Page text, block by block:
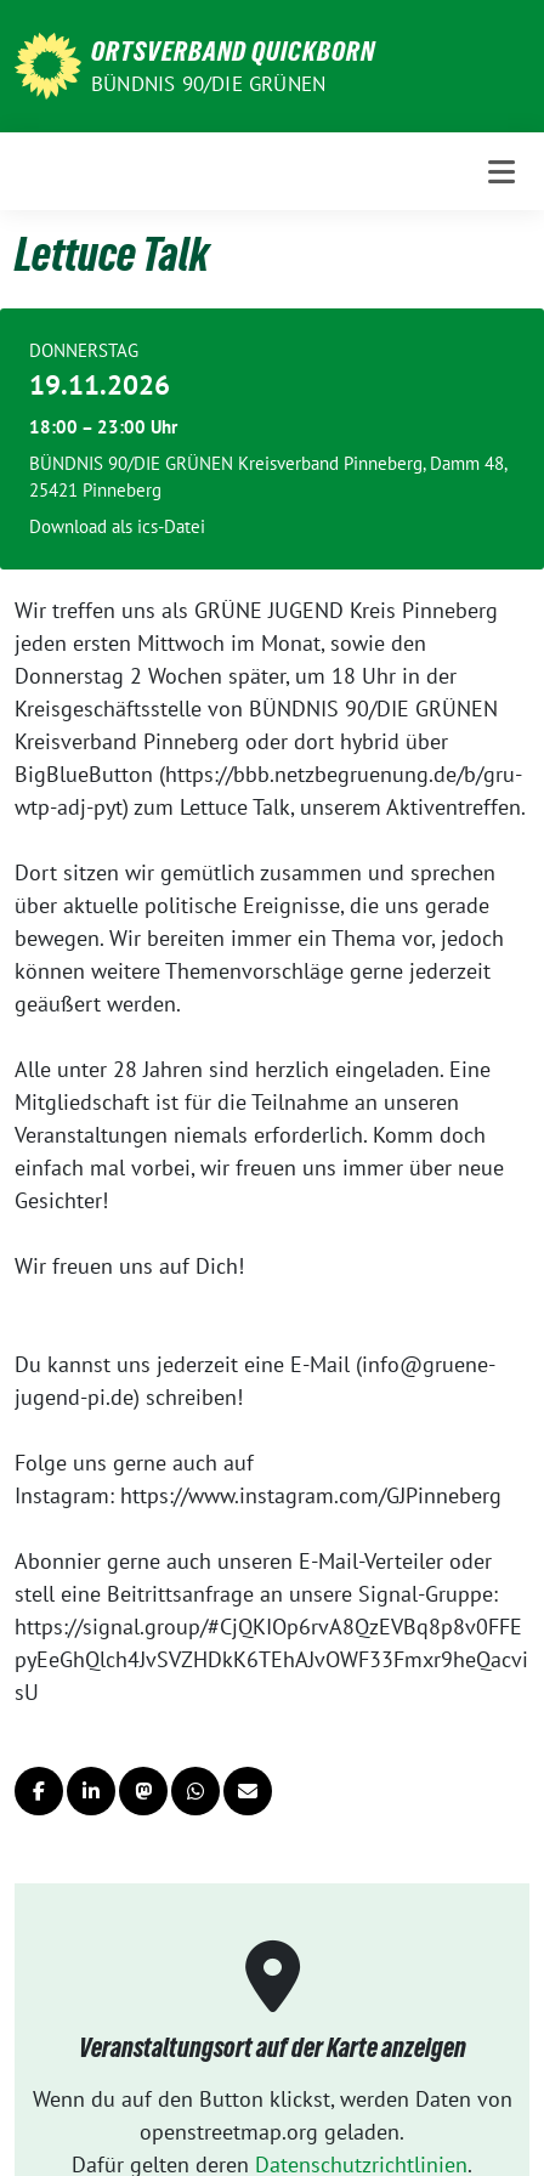
zum
Inhalt
ORTSVERBAND QUICKBORN
BÜNDNIS 90/DIE GRÜNEN
Lettuce Talk
Wir treffen uns als GRÜNE JUGEND Kreis Pinneberg
jeden ersten Mittwoch im Monat, sowie den
Donnerstag 2 Wochen später, um 18 Uhr in der
Kreisgeschäftsstelle von BÜNDNIS 90/DIE GRÜNEN
Kreisverband Pinneberg oder dort hybrid über
BigBlueButton (https://bbb.netzbegruenung.de/b/gru-
wtp-adj-pyt) zum Lettuce Talk, unserem Aktiventreffen.
Dort sitzen wir gemütlich zusammen und sprechen
über aktuelle politische Ereignisse, die uns gerade
bewegen. Wir bereiten immer ein Thema vor, jedoch
können weitere Themenvorschläge gerne jederzeit
geäußert werden.
Alle unter 28 Jahren sind herzlich eingeladen. Eine
Mitgliedschaft ist für die Teilnahme an unseren
Veranstaltungen niemals erforderlich. Komm doch
einfach mal vorbei, wir freuen uns immer über neue
Gesichter!
Wir freuen uns auf Dich!
Du kannst uns jederzeit eine E-Mail (info@gruene-
jugend-pi.de) schreiben!
Folge uns gerne auch auf
Instagram: https://www.instagram.com/GJPinneberg
Abonnier gerne auch unseren E-Mail-Verteiler oder
stell eine Beitrittsanfrage an unsere Signal-Gruppe:
https://signal.group/#CjQKIOp6rvA8QzEVBq8p8v0FFE
pyEeGhQlch4JvSVZHDkK6TEhAJvOWF33Fmxr9heQacvi
sU
DONNERSTAG
19.11.2026
18:00 – 23:00 Uhr
BÜNDNIS 90/DIE GRÜNEN Kreisverband Pinneberg, Damm 48,
25421 Pinneberg
Download als ics-Datei
Veranstaltungsort auf der Karte anzeigen
Wenn du auf den Button klickst, werden Daten von
openstreetmap.org geladen.
Dafür gelten deren Datenschutzrichtlinien.